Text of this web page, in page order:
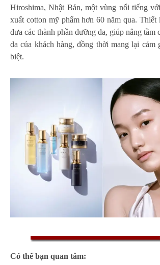
Hiroshima, Nhật Bản, một vùng nổi tiếng
xuất cotton mỹ phẩm hơn 60 năm qua.
đưa các thành phần dưỡng da, giúp nâng tầm
da của khách hàng, đồng thời mang lại cảm
biệt.
Có thể bạn quan tâm: